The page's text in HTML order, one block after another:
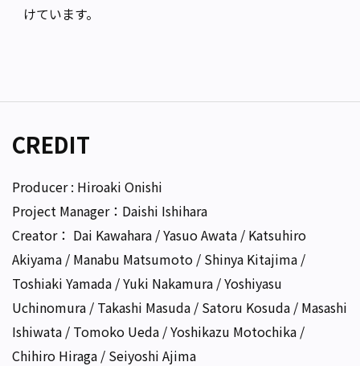
けています。
CREDIT
Producer : Hiroaki Onishi
Project Manager：Daishi Ishihara
Creator： Dai Kawahara / Yasuo Awata / Katsuhiro
Akiyama / Manabu Matsumoto / Shinya Kitajima /
Toshiaki Yamada / Yuki Nakamura / Yoshiyasu
Uchinomura / Takashi Masuda / Satoru Kosuda / Masashi
Ishiwata / Tomoko Ueda / Yoshikazu Motochika /
Chihiro Hiraga / Seiyoshi Ajima